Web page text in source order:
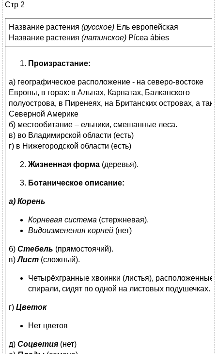
Стр 2
Название растения (русское) Ель европейская
Название растения (латинское) Pícea ábies
Произрастание:
а) географическое расположение - на северо-востоке
Европы, в горах: в Альпах, Карпатах, Балканского
полуострова, в Пиренеях, на Британских островах, а
Северной Америке
б) местообитание – ельники, смешанные леса.
в) во Владимирской области (есть)
г) в Нижегородской области (есть)
Жизненная форма (деревья).
Ботаническое описание:
а) Корень
Корневая система (стержневая).
Видоизменения корней (нет)
б) Стебель (прямостоячий).
в)Лист (сложный).
Четырёхгранные хвоинки (листья), расположенные
спирали, сидят по одной на листовых подушечках.
г) Цветок
Нет цветов
д) Соцветия (нет)